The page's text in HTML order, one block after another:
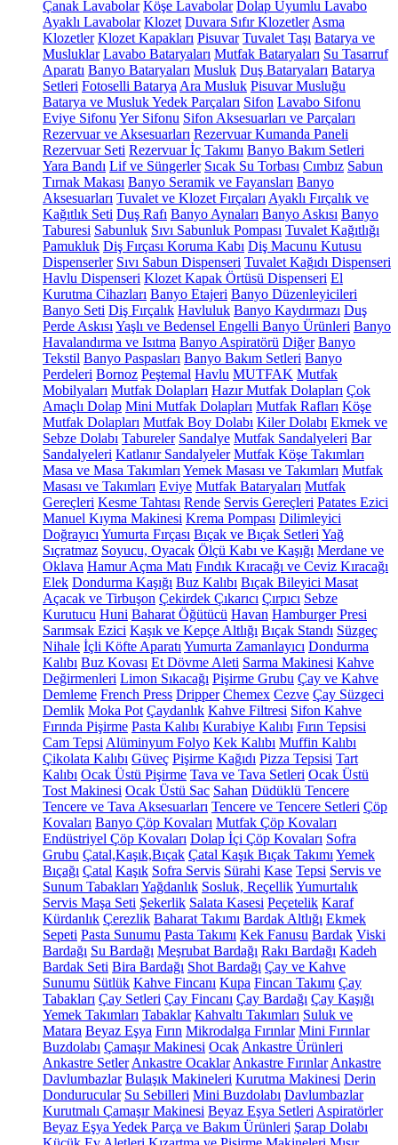
Çanak Lavabolar Köşe Lavabolar Dolap Uyumlu Lavabo
Ayaklı Lavabolar Klozet Duvara Sıfır Klozetler Asma
Klozetler Klozet Kapakları Pisuvar Tuvalet Taşı Batarya ve
Musluklar Lavabo Bataryaları Mutfak Bataryaları Su Tasarruf
Aparatı Banyo Bataryaları Musluk Duş Bataryaları Batarya
Setleri Fotoselli Batarya Ara Musluk Pisuvar Musluğu
Batarya ve Musluk Yedek Parçaları Sifon Lavabo Sifonu
Eviye Sifonu Yer Sifonu Sifon Aksesuarları ve Parçaları
Rezervuar ve Aksesuarları Rezervuar Kumanda Paneli
Rezervuar Seti Rezervuar İç Takımı Banyo Bakım Setleri
Yara Bandı Lif ve Süngerler Sıcak Su Torbası Cımbız Sabun
Tırnak Makası Banyo Seramik ve Fayansları Banyo
Aksesuarları Tuvalet ve Klozet Fırçaları Ayaklı Fırçalık ve
Kağıtlık Seti Duş Rafı Banyo Aynaları Banyo Askısı Banyo
Taburesi Sabunluk Sıvı Sabunluk Pompası Tuvalet Kağıtlığı
Pamukluk Diş Fırçası Koruma Kabı Diş Macunu Kutusu
Dispenserler Sıvı Sabun Dispenseri Tuvalet Kağıdı Dispenseri
Havlu Dispenseri Klozet Kapak Örtüsü Dispenseri El
Kurutma Cihazları Banyo Etajeri Banyo Düzenleyicileri
Banyo Seti Diş Fırçalık Havluluk Banyo Kaydırmazı Duş
Perde Askısı Yaşlı ve Bedensel Engelli Banyo Ürünleri Banyo
Havalandırma ve Isıtma Banyo Aspiratörü Diğer Banyo
Tekstil Banyo Paspasları Banyo Bakım Setleri Banyo
Perdeleri Bornoz Peştemal Havlu MUTFAK Mutfak
Mobilyaları Mutfak Dolapları Hazır Mutfak Dolapları Çok
Amaçlı Dolap Mini Mutfak Dolapları Mutfak Rafları Köşe
Mutfak Dolapları Mutfak Boy Dolabı Kiler Dolabı Ekmek ve
Sebze Dolabı Tabureler Sandalye Mutfak Sandalyeleri Bar
Sandalyeleri Katlanır Sandalyeler Mutfak Köşe Takımları
Masa ve Masa Takımları Yemek Masası ve Takımları Mutfak
Masası ve Takımları Eviye Mutfak Bataryaları Mutfak
Gereçleri Kesme Tahtası Rende Servis Gereçleri Patates Ezici
Manuel Kıyma Makinesi Krema Pompası Dilimleyici
Doğrayıcı Yumurta Fırçası Bıçak ve Bıçak Setleri Yağ
Sıçratmaz Soyucu, Oyacak Ölçü Kabı ve Kaşığı Merdane ve
Oklava Hamur Açma Matı Fındık Kıracağı ve Ceviz Kıracağı
Elek Dondurma Kaşığı Buz Kalıbı Bıçak Bileyici Masat
Açacak ve Tirbuşon Çekirdek Çıkarıcı Çırpıcı Sebze
Kurutucu Huni Baharat Öğütücü Havan Hamburger Presi
Sarımsak Ezici Kaşık ve Kepçe Altlığı Bıçak Standı Süzgeç
Nihale İçli Köfte Aparatı Yumurta Zamanlayıcı Dondurma
Kalıbı Buz Kovası Et Dövme Aleti Sarma Makinesi Kahve
Değirmenleri Limon Sıkacağı Pişirme Grubu Çay ve Kahve
Demleme French Press Dripper Chemex Cezve Çay Süzgeci
Demlik Moka Pot Çaydanlık Kahve Filtresi Sifon Kahve
Fırında Pişirme Pasta Kalıbı Kurabiye Kalıbı Fırın Tepsisi
Cam Tepsi Alüminyum Folyo Kek Kalıbı Muffin Kalıbı
Çikolata Kalıbı Güveç Pişirme Kağıdı Pizza Tepsisi Tart
Kalıbı Ocak Üstü Pişirme Tava ve Tava Setleri Ocak Üstü
Tost Makinesi Ocak Üstü Sac Sahan Düdüklü Tencere
Tencere ve Tava Aksesuarları Tencere ve Tencere Setleri Çöp
Kovaları Banyo Çöp Kovaları Mutfak Çöp Kovaları
Endüstriyel Çöp Kovaları Dolap İçi Çöp Kovaları Sofra
Grubu Çatal,Kaşık,Bıçak Çatal Kaşık Bıçak Takımı Yemek
Bıçağı Çatal Kaşık Sofra Servis Sürahi Kase Tepsi Servis ve
Sunum Tabakları Yağdanlık Sosluk, ReçellikYumurtalık
Servis Maşa Seti Şekerlik Salata Kasesi Peçetelik Karaf
Kürdanlık Çerezlik Baharat Takımı Bardak Altlığı Ekmek
Sepeti Pasta Sunumu Pasta Takımı Kek Fanusu Bardak Viski
Bardağı Su Bardağı Meşrubat Bardağı Rakı Bardağı Kadeh
Bardak Seti Bira Bardağı Shot Bardağı Çay ve Kahve
Sunumu Sütlük Kahve Fincanı Kupa Fincan Takımı Çay
Tabakları Çay Setleri Çay Fincanı Çay Bardağı Çay Kaşığı
Yemek Takımları Tabaklar Kahvaltı Takımları Suluk ve
Matara Beyaz Eşya Fırın Mikrodalga Fırınlar Mini Fırınlar
Buzdolabı Çamaşır Makinesi Ocak Ankastre Ürünleri
Ankastre Setler Ankastre Ocaklar Ankastre Fırınlar Ankastre
Davlumbazlar Bulaşık Makineleri Kurutma Makinesi Derin
Dondurucular Su Sebilleri Mini Buzdolabı Davlumbazlar
Kurutmalı Çamaşır Makinesi Beyaz Eşya Setleri Aspiratörler
Beyaz Eşya Yedek Parça ve Bakım Ürünleri Şarap Dolabı